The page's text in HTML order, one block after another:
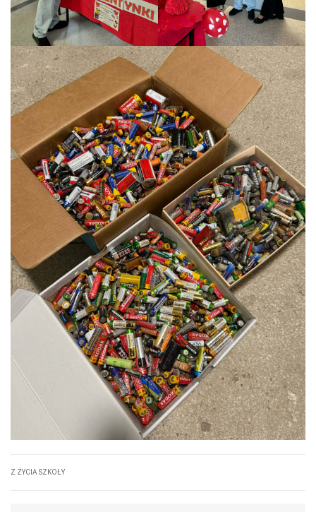
Z ŻYCIA SZKOŁY